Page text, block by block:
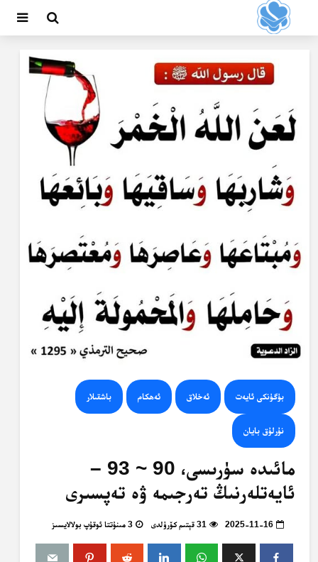
بۈگۈنكى ئايەت ئەخلاق ئەھكام باشقىلار
نۇرلۇق بايان
مائىدە سۈرىسى، 90 ~ 93 –
ئايەتلەرنىڭ تەرجىمە ۋە تەپسىرى
2025-11-16 31 قېتىم كۆرۈلدى 3 مىنۇتتا ئوقۇپ بولالايسىز